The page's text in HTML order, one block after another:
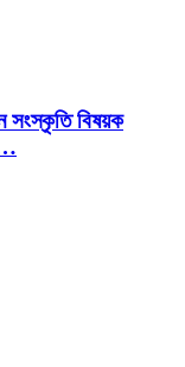
সংস্কৃতি বিষয়ক